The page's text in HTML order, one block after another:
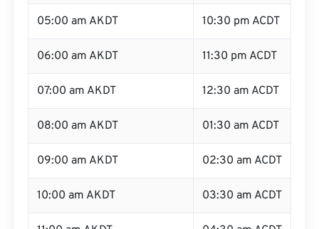
05:00 am AKDT 10:30 pm ACDT
06:00 am AKDT 11:30 pm ACDT
07:00 am AKDT 12:30 am ACDT
08:00 am AKDT 01:30 am ACDT
09:00 am AKDT 02:30 am ACDT
10:00 am AKDT 03:30 am ACDT